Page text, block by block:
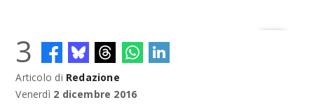
3
Articolo di Redazione
Venerdì 2 dicembre 2016